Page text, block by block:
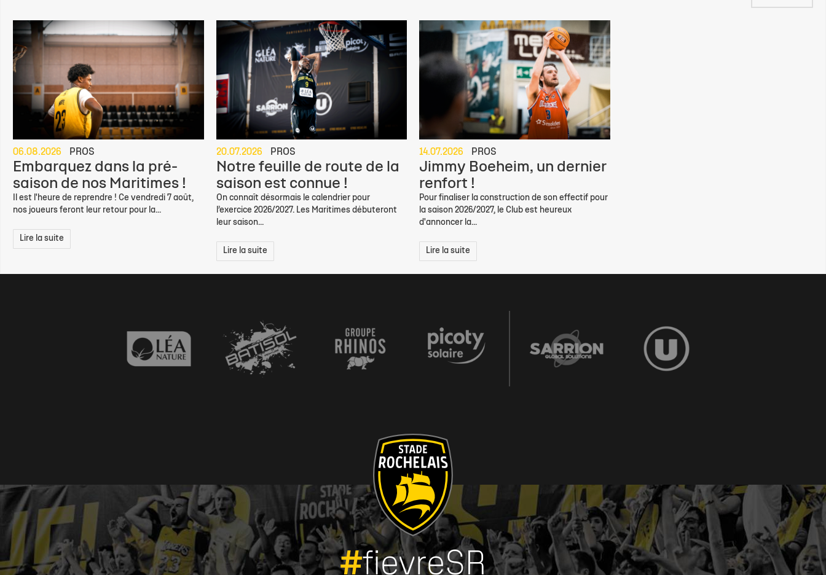
06.08.2026 PROS
Embarquez dans la pré-
saison de nos Maritimes !
Il est l'heure de reprendre ! Ce vendredi 7 août,
nos joueurs feront leur retour pour la...
Lire la suite
20.07.2026 PROS
Notre feuille de route de la
saison est connue !
On connaît désormais le calendrier pour
l’exercice 2026/2027. Les Maritimes débuteront
leur saison...
Lire la suite
14.07.2026 PROS
Jimmy Boeheim, un dernier
renfort !
Pour finaliser la construction de son effectif pour
la saison 2026/2027, le Club est heureux
d'annoncer la...
Lire la suite
#fievreSR